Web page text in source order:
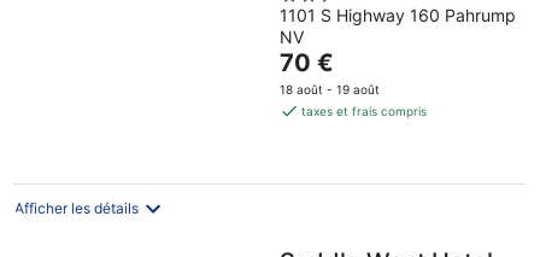
out
of
5
1101 S Highway 160 Pahrump
NV
Le
prix
est
par
70 €
18 août - 19 août
taxes et frais compris
Afficher les détails